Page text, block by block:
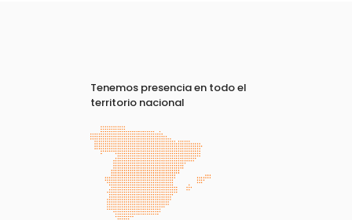
Tenemos presencia en todo el
territorio nacional